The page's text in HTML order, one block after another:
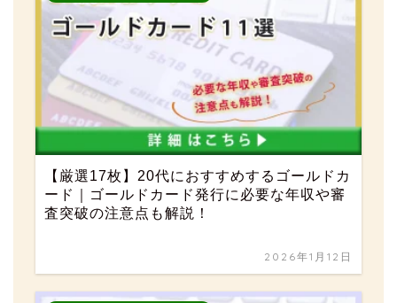
【厳選17枚】20代におすすめするゴールドカ
ード｜ゴールドカード発行に必要な年収や審
査突破の注意点も解説！
2026年1月12日